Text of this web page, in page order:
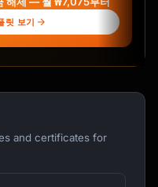
for education
free; qualified
릿 보기
and certificates for